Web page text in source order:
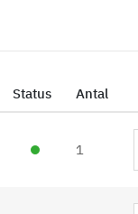
Status Antal
1